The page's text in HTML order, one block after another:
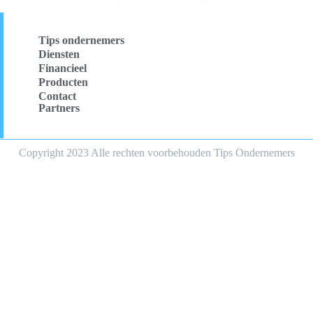
Tips ondernemers
Diensten
Financieel
Producten
Contact
Partners
Copyright 2023 Alle rechten voorbehouden Tips Ondernemers